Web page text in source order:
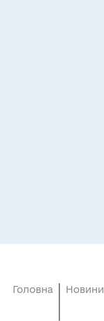
Головна Новини